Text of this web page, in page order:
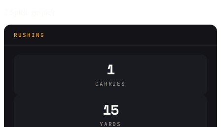
RUSHING
1
CARRIES
15
YARDS